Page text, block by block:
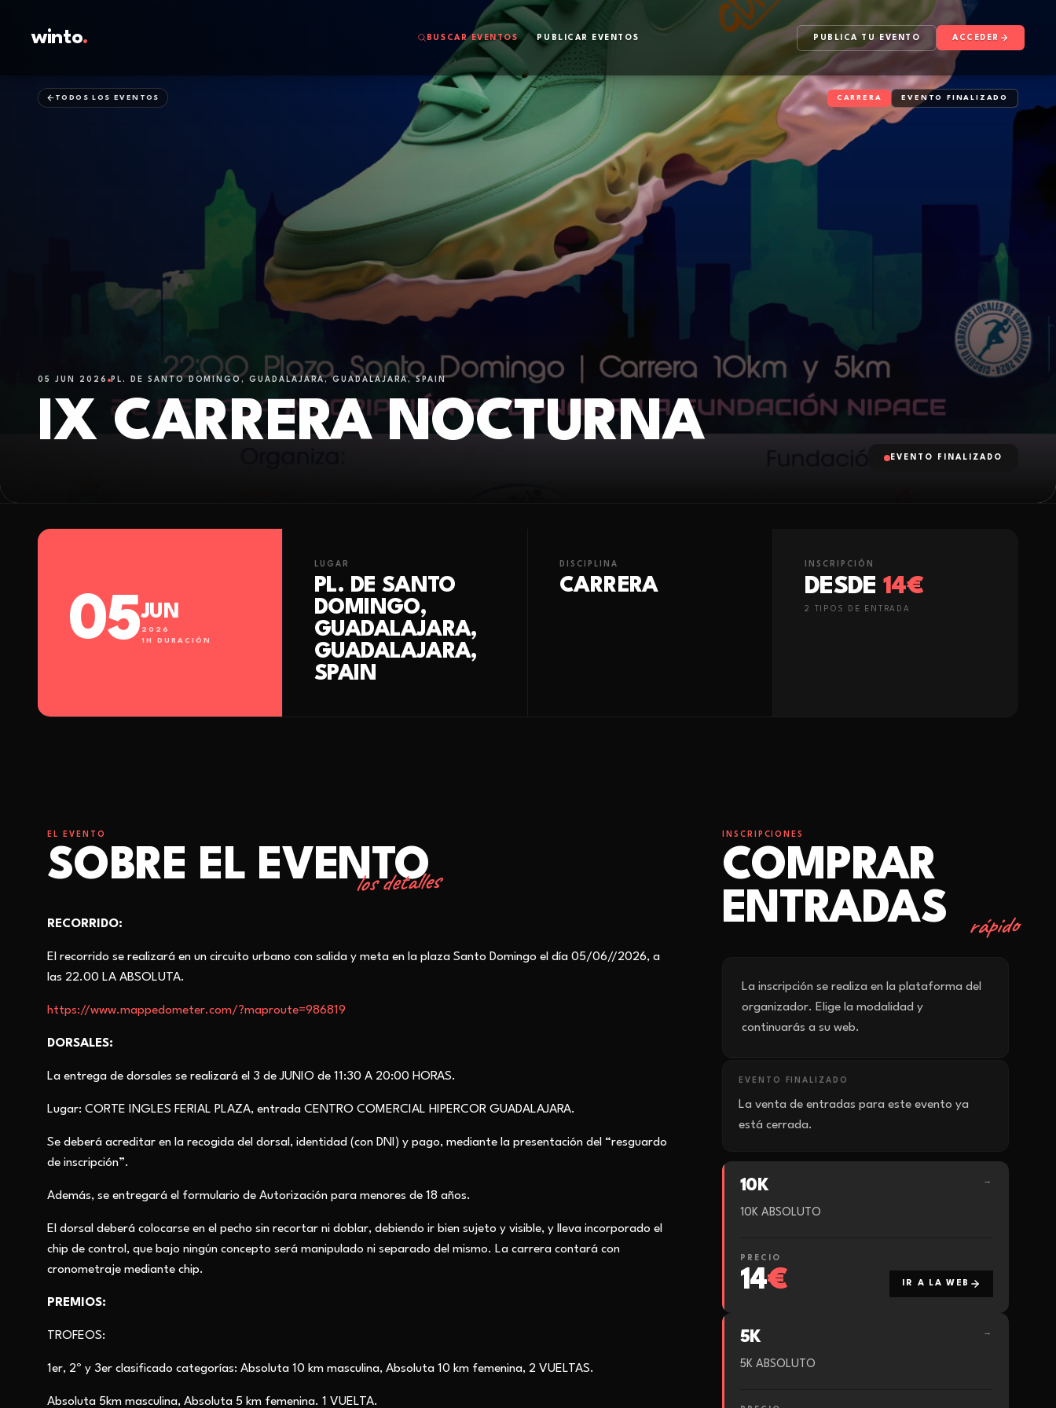
winto. BUSCAR EVENTOS PUBLICAR EVENTOS PUBLICA TU EVENTO ACCEDER
TODOS LOS EVENTOS CARRERA EVENTO FINALIZADO
05 JUN 2026 PL. DE SANTO DOMINGO, GUADALAJARA, GUADALAJARA, SPAIN
IX CARRERA NOCTURNA
EVENTO FINALIZADO
05JUN
2026
1 H DURACIÓN
LUGAR
PL. DE SANTO
DOMINGO,
GUADALAJARA,
GUADALAJARA,
SPAIN
DISCIPLINA
CARRERA
INSCRIPCIÓN
DESDE 14€
2 TIPO S DE ENTRADA
EL EVENTO
SOBRE EL EVENTO
los detalles
RECORRIDO:
El recorrido se realizará en un circuito urbano con salida y meta en la plaza Santo Domingo el día 05/06//2026, a
las 22.00 LA ABSOLUTA.
https://www.mappedometer.com/?maproute=986819
DORSALES:
La entrega de dorsales se realizará el 3 de JUNIO de 11:30 A 20:00 HORAS.
Lugar: CORTE INGLES FERIAL PLAZA, entrada CENTRO COMERCIAL HIPERCOR GUADALAJARA.
Se deberá acreditar en la recogida del dorsal, identidad (con DNI) y pago, mediante la presentación del “resguardo
de inscripción”.
Además, se entregará el formulario de Autorización para menores de 18 años.
El dorsal deberá colocarse en el pecho sin recortar ni doblar, debiendo ir bien sujeto y visible, y lleva incorporado el
chip de control, que bajo ningún concepto será manipulado ni separado del mismo. La carrera contará con
cronometraje mediante chip.
PREMIOS:
TROFEOS:
1er, 2º y 3er clasificado categorías: Absoluta 10 km masculina, Absoluta 10 km femenina, 2 VUELTAS.
Absoluta 5km masculina, Absoluta 5 km femenina. 1 VUELTA.
INSCRIPCIONES
COMPRAR
ENTRADAS
rápido
La inscripción se realiza en la plataforma del
organizador. Elige la modalidad y
continuarás a su web.
EVENTO FINALIZADO
La venta de entradas para este evento ya
está cerrada.
10K →
10K ABSOLUTO
PRECIO
14€ IR A LA WEB
5K →
5K ABSOLUTO